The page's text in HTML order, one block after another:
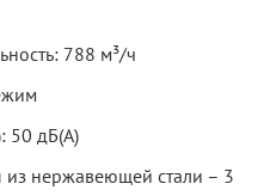
788 м³/ч
50 дБ(А)
нержавеющей стали – 3